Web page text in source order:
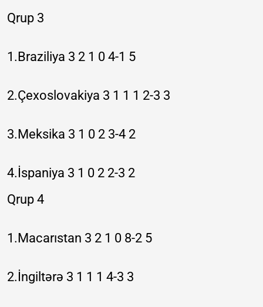
Qrup 3
1.Braziliya 3 2 1 0 4-1 5
2.Çexoslovakiya 3 1 1 1 2-3 3
3.Meksika 3 1 0 2 3-4 2
4.İspaniya 3 1 0 2 2-3 2
Qrup 4
1.Macarıstan 3 2 1 0 8-2 5
2.İngiltərə 3 1 1 1 4-3 3